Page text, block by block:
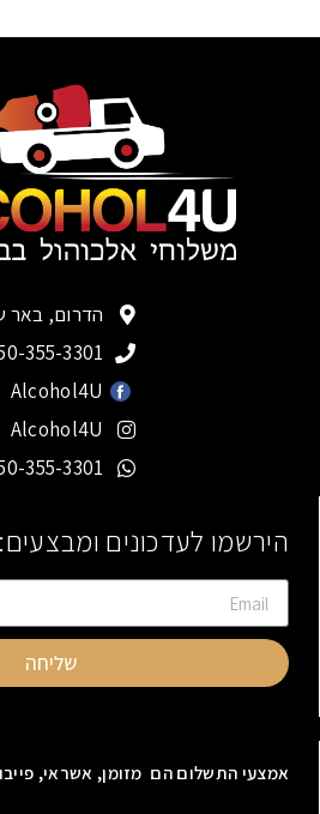
הדרום, באר
355-3301
Alcohol4U
Alcohol4U
355-3301
הירשמו לעדכונים ומבצעים:
שליחה
אמצעי התשלום הם מזומן, אשראי,